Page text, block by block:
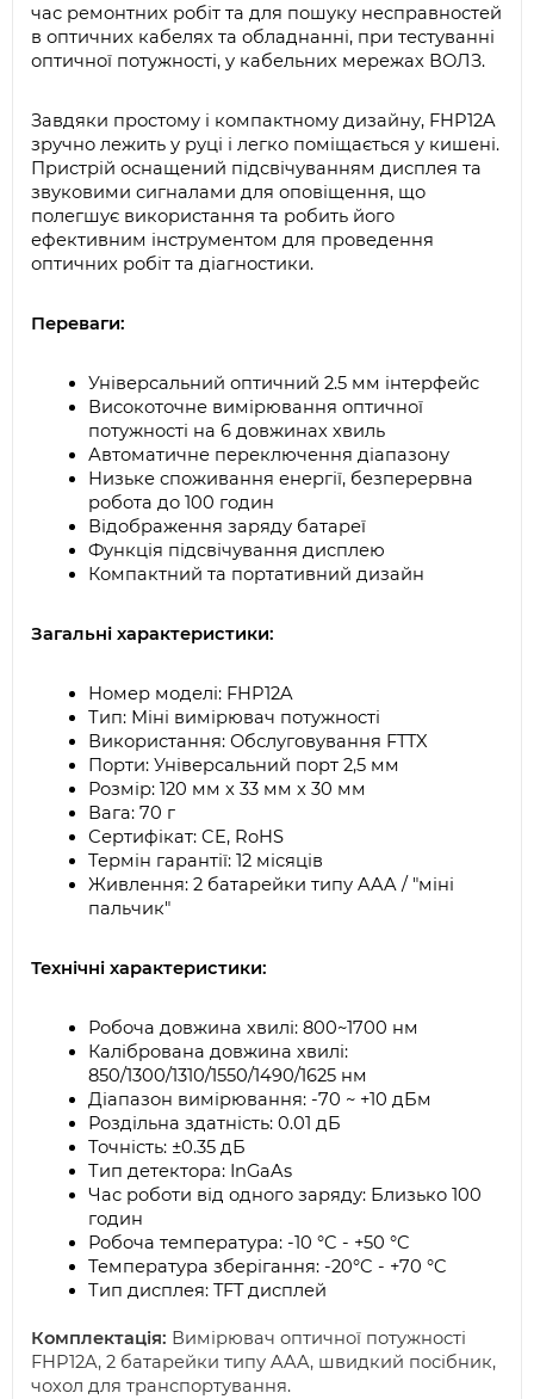
час ремонтних робіт та для пошуку несправностей
в оптичних кабелях та обладнанні, при тестуванні
оптичної потужності, у кабельних мережах ВОЛЗ.
Завдяки простому і компактному дизайну, FHP12A
зручно лежить у руці і легко поміщається у кишені.
Пристрій оснащений підсвічуванням дисплея та
звуковими сигналами для оповіщення, що
полегшує використання та робить його
ефективним інструментом для проведення
оптичних робіт та діагностики.
Переваги:
Універсальний оптичний 2.5 мм інтерфейс
Високоточне вимірювання оптичної
потужності на 6 довжинах хвиль
Автоматичне переключення діапазону
Низьке споживання енергії, безперервна
робота до 100 годин
Відображення заряду батареї
Функція підсвічування дисплею
Компактний та портативний дизайн
Загальні характеристики:
Номер моделі: FHP12A
Тип: Міні вимірювач потужності
Використання: Обслуговування FTTX
Порти: Універсальний порт 2,5 мм
Розмір: 120 мм x 33 мм x 30 мм
Вага: 70 г
Сертифікат: CE, RoHS
Термін гарантії: 12 місяців
Живлення: 2 батарейки типу AAA / "міні
пальчик"
Технічні характеристики:
Робоча довжина хвилі: 800~1700 нм
Калібрована довжина хвилі:
850/1300/1310/1550/1490/1625 нм
Діапазон вимірювання: -70 ~ +10 дБм
Роздільна здатність: 0.01 дБ
Точність: ±0.35 дБ
Тип детектора: InGaAs
Час роботи від одного заряду: Близько 100
годин
Робоча температура: -10 °C - +50 °C
Температура зберігання: -20°C - +70 °C
Тип дисплея: TFT дисплей
Комплектація: Вимірювач оптичної потужності
FHP12A, 2 батарейки типу AAA, швидкий посібник,
чохол для транспортування.